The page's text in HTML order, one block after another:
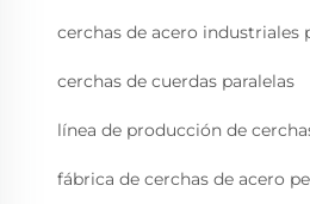
cerchas de acero industriales
cerchas de cuerdas paralelas
línea de producción de
fábrica de cerchas de acero